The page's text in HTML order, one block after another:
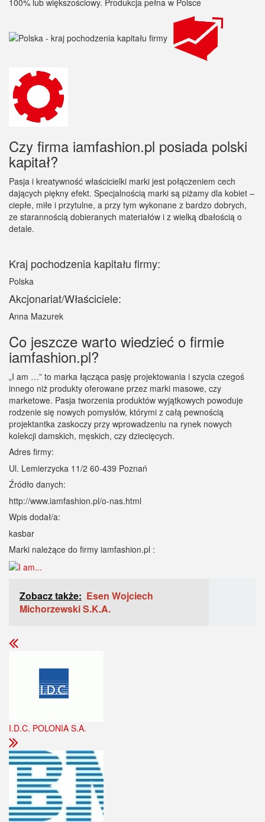
Czy firma iamfashion.pl posiada polski
kapitał?
Pasja i kreatywność właścicielki marki jest połączeniem cech
dających piękny efekt. Specjalnością marki są piżamy dla kobiet –
ciepłe, miłe i przytulne, a przy tym wykonane z bardzo dobrych,
ze starannością dobieranych materiałów i z wielką dbałością o
detale.
Kraj pochodzenia kapitału firmy:
Polska
Akcjonariat/Właściciele:
Anna Mazurek
Co jeszcze warto wiedzieć o firmie
iamfashion.pl?
„I am …” to marka łącząca pasję projektowania i szycia czegoś
innego niż produkty oferowane przez marki masowe, czy
marketowe. Pasja tworzenia produktów wyjątkowych powoduje
rodzenie się nowych pomysłów, którymi z całą pewnością
projektantka zaskoczy przy wprowadzeniu na rynek nowych
kolekcji damskich, męskich, czy dziecięcych.
Adres firmy:
Ul. Lemierzycka 11/2 60-439 Poznań
Źródło danych:
http://www.iamfashion.pl/o-nas.html
Wpis dodał/a:
kasbar
Marki należące do firmy iamfashion.pl :
Zobacz także: Esen Wojciech
Michorzewski S.K.A.
I.D.C. POLONIA S.A.